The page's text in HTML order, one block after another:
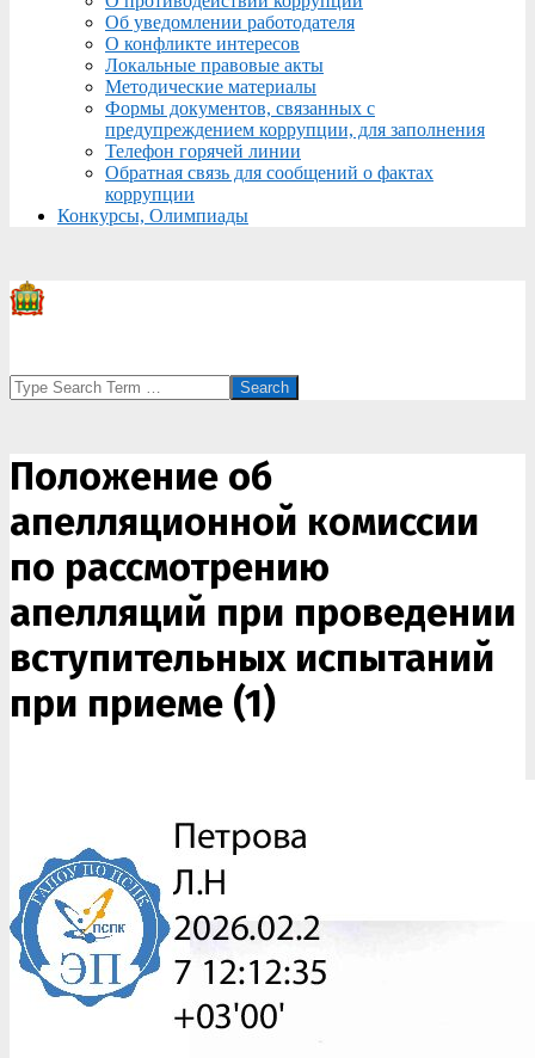
Об уведомлении работодателя
О конфликте интересов
Локальные правовые акты
Методические материалы
Формы документов, связанных с
предупреждением коррупции, для заполнения
Телефон горячей линии
Обратная связь для сообщений о фактах
коррупции
Конкурсы, Олимпиады
Search
Положение об
апелляционной комиссии
по рассмотрению
апелляций при проведении
вступительных испытаний
при приеме (1)